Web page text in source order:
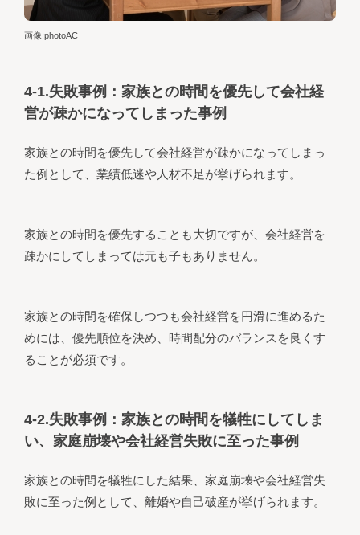
画像:photoAC
4-1.失敗事例：家族との時間を優先して会社経
営が疎かになってしまった事例
家族との時間を優先して会社経営が疎かになってしまっ
た例として、業績低迷や人材不足が挙げられます。
家族との時間を優先することも大切ですが、会社経営を
疎かにしてしまっては元も子もありません。
家族との時間を確保しつつも会社経営を円滑に進めるた
めには、優先順位を決め、時間配分のバランスを良くす
ることが必須です。
4-2.失敗事例：家族との時間を犠牲にしてしま
い、家庭崩壊や会社経営失敗に至った事例
家族との時間を犠牲にした結果、家庭崩壊や会社経営失
敗に至った例として、離婚や自己破産が挙げられます。